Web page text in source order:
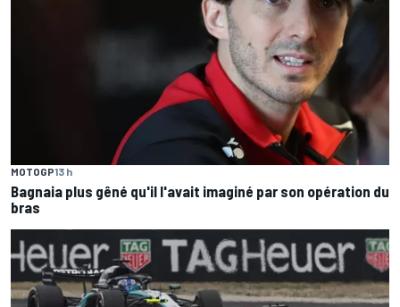
MOTOGP13 h
Bagnaia plus gêné qu'il l'avait imaginé par son opération du
bras